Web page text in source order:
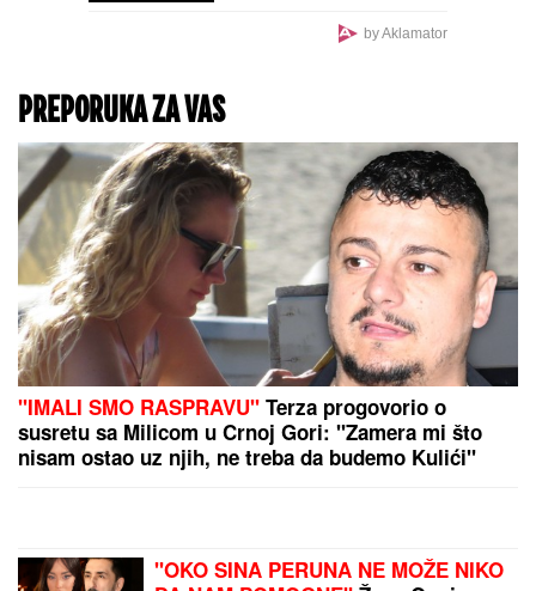
by Aklamator
PREPORUKA ZA VAS
"IMALI SMO RASPRAVU" Terza progovorio o
susretu sa Milicom u Crnoj Gori: "Zamera mi što
nisam ostao uz njih, ne treba da budemo Kulići"
"OKO SINA PERUNA NE MOŽE NIKO